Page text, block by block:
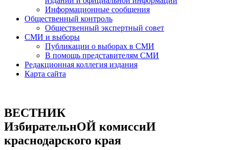
Информационные сообщения
Общественный контроль
Общественный экспертный совет
СМИ и выборы
Публикации о выборах в СМИ
В помощь представителям СМИ
Редакционная коллегия издания
Карта сайта
ВЕСТНИК
ИзбирательнОЙ комиссиИ
краснодарского края